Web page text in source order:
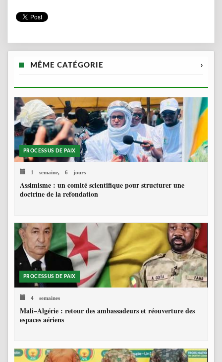
MÊME CATÉGORIE ›
PROCESSUS DE PAIX
1 semaine, 6 jours
Assimisme : un comité scientifique pour structurer une
doctrine de la refondation
PROCESSUS DE PAIX
4 semaines
Mali–Algérie : retour des ambassadeurs et réouverture des
espaces aériens